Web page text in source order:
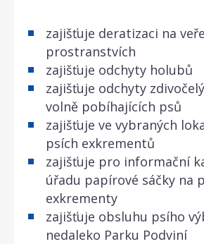
zajišťuje deratizaci na
prostranstvích
zajišťuje odchyty holubů
zajišťuje odchyty
volně pobíhajících psů
zajišťuje ve vybraných
psích exkrementů
zajišťuje pro informační
úřadu papírové sáčky na
exkrementy
zajišťuje obsluhu psího
nedaleko Parku Podviní